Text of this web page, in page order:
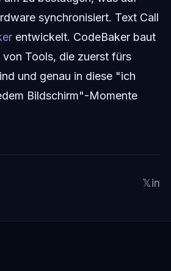
synchronisiert. Text Call
entwickelt. CodeBaker baut
von Tools, die zuerst fürs
und genau in diese "ich
Bildschirm"-Momente
𝕏in